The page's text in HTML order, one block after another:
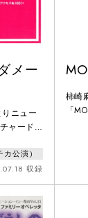
メー
ニュー
ャード・
チャー
作過程の
新作『パ
公演）
収録
柿崎
「
に
た